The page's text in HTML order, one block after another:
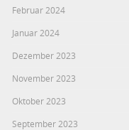
Februar 2024
Januar 2024
Dezember 2023
November 2023
Oktober 2023
September 2023